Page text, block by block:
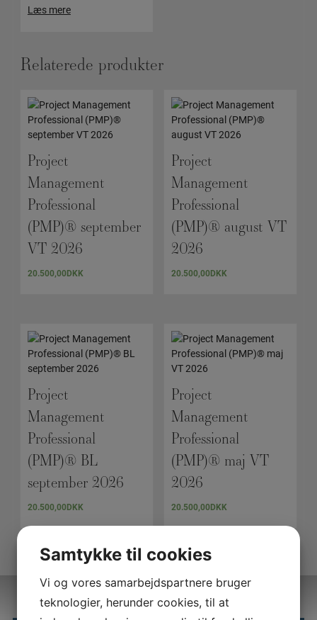
Læs mere
Relaterede produkter
Project
Management
Professional
(PMP)® september
VT 2026
20.500,00DKK
Project
Management
Professional
(PMP)® august VT
2026
20.500,00DKK
Project
Management
Professional
(PMP)® BL
september 2026
20.500,00DKK
Project
Management
Professional
(PMP)® maj VT
2026
20.500,00DKK
Samtykke til cookies
Vi og vores samarbejdspartnere bruger
teknologier, herunder cookies, til at